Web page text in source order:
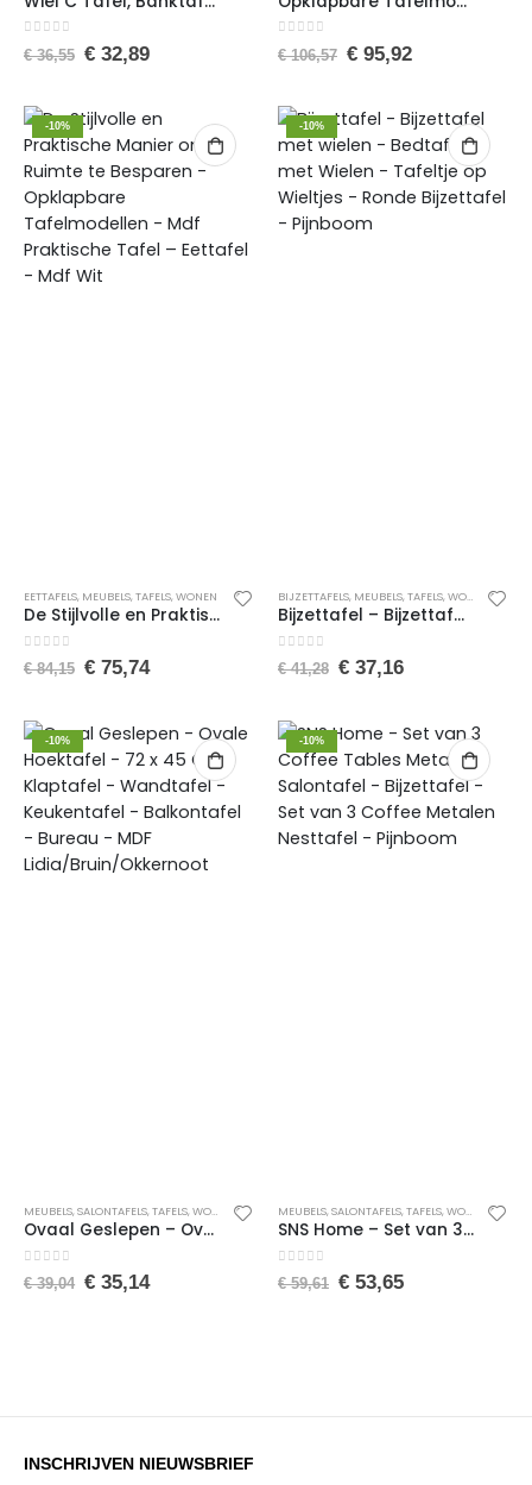
0 van de 5
€36,55 €32,89 0 van de 5
€106,57 €95,92
-10%
EETTAFELS, MEUBELS,TAFELS,WONEN
De Stijlvolle en Praktische Manier om Ruimte te Besparen – Opklapbare Tafelmodellen – Mdf Praktische Tafel – Eettafel – Mdf Wit
0 van de 5
€84,15 €75,74
-10%
BIJZETTAFELS, MEUBELS,TAFELS,WONEN
Bijzettafel – Bijzettafel met wielen – Bedtafeltje met Wielen – Tafeltje op Wieltjes – Ronde Bijzettafel – Pijnboom
0 van de 5
€41,28 €37,16
-10%
MEUBELS,SALONTAFELS,TAFELS,WONEN
Ovaal Geslepen – Ovale Hoektafel – 72 x 45 Cm – Klaptafel – Wandtafel – Keukentafel – Balkontafel – Bureau – MDF Lidia/Bruin/Okkernoot
0 van de 5
€39,04 €35,14
-10%
MEUBELS,SALONTAFELS,TAFELS,WONEN
SNS Home – Set van 3 Coffee Tables Metal – Salontafel – Bijzettafel – Set van 3 Coffee Metalen Nesttafel – Pijnboom
0 van de 5
€59,61 €53,65
INSCHRIJVEN NIEUWSBRIEF